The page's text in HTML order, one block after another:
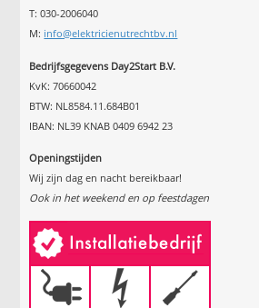
T: 030-2006040
M: info@elektricienutrechtbv.nl
Bedrijfsgegevens Day2Start B.V.
KvK: 70660042
BTW: NL8584.11.684B01
IBAN: NL39 KNAB 0409 6942 23
Openingstijden
Wij zijn dag en nacht bereikbaar!
Ook in het weekend en op feestdagen